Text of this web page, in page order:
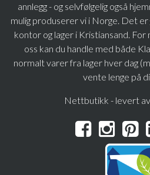
annlegg - og selvfølgelig også
mulig produserer vi i Norge. Det
kontor og lager i Kristiansand. For
oss kan du handle med både
normalt varer fra lager hver dag
vente lenge på
Nettbutikk - levert